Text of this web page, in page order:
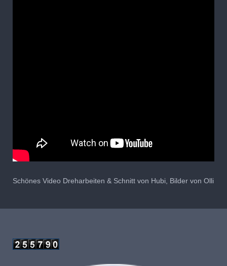
Schönes Video Dreharbeiten & Schnitt von Hubi, Bilder von Olli